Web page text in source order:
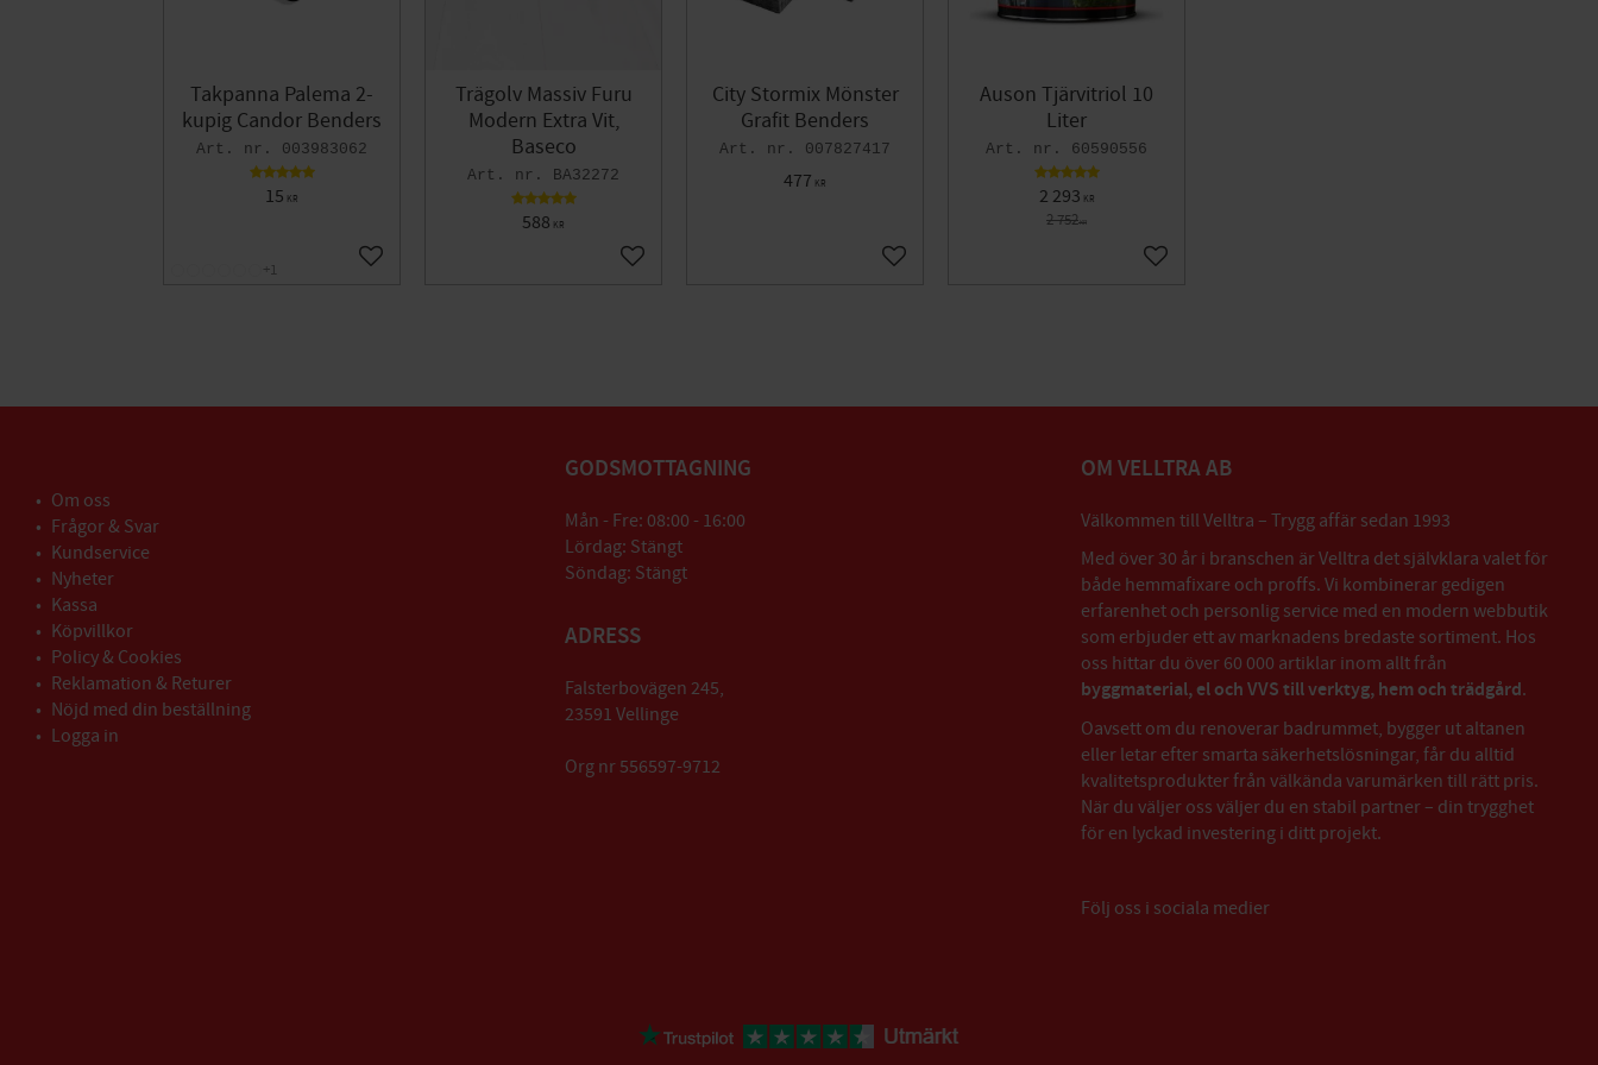
Takpanna Palema 2-
kupig Candor Benders
003983062
15 KR
Lägg till i favoriter
+1
Trägolv Massiv Furu
Modern Extra Vit,
Baseco
BA32272
588 KR
Lägg till i favoriter
City Stormix Mönster
Grafit Benders
007827417
477 KR
Lägg till i favoriter
Auson Tjärvitriol 10
Liter
60590556
2 293 KR
2 752KR
Lägg till i favoriter
Om oss
Frågor & Svar
Kundservice
Nyheter
Kassa
Köpvillkor
Policy & Cookies
Reklamation & Returer
Nöjd med din beställning
Logga in
GODSMOTTAGNING
Mån - Fre: 08:00 - 16:00
Lördag: Stängt
Söndag: Stängt
ADRESS
Falsterbovägen 245,
23591 Vellinge
Org nr 556597-9712
OM VELLTRA AB
Välkommen till Velltra – Trygg affär sedan 1993
Med över 30 år i branschen är Velltra det självklara valet för
både hemmafixare och proffs. Vi kombinerar gedigen
erfarenhet och personlig service med en modern webbutik
som erbjuder ett av marknadens bredaste sortiment. Hos
oss hittar du över 60 000 artiklar inom allt från
byggmaterial, el och VVS till verktyg, hem och trädgård.
Oavsett om du renoverar badrummet, bygger ut altanen
eller letar efter smarta säkerhetslösningar, får du alltid
kvalitetsprodukter från välkända varumärken till rätt pris.
När du väljer oss väljer du en stabil partner – din trygghet
för en lyckad investering i ditt projekt.
Följ oss i sociala medier